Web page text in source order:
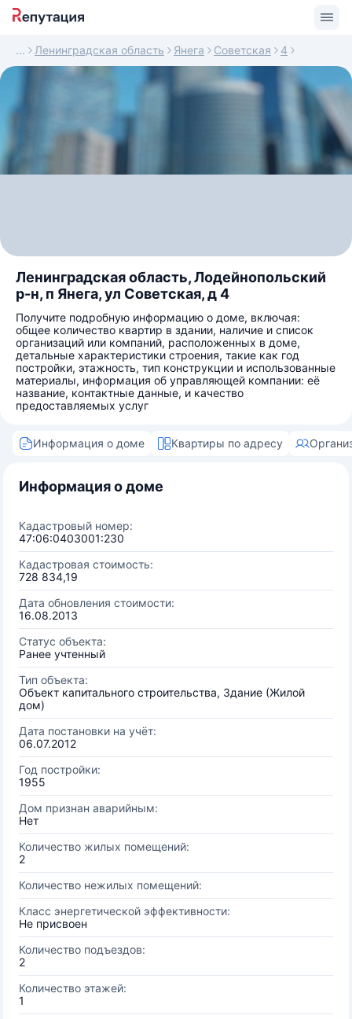
Ленинградская область Янега Советская 4
Ленинградская область, Лодейнопольский
р-н, п Янега, ул Советская, д 4
Получите подробную информацию о доме, включая:
общее количество квартир в здании, наличие и список
организаций или компаний, расположенных в доме,
детальные характеристики строения, такие как год
постройки, этажность, тип конструкции и использованные
материалы, информация об управляющей компании: её
название, контактные данные, и качество
предоставляемых услуг
Информация о доме Квартиры по адресу
Информация о доме
Кадастровый номер:
47:06:0403001:230
Кадастровая стоимость:
728 834,19
Дата обновления стоимости:
16.08.2013
Статус объекта:
Ранее учтенный
Тип объекта:
Объект капитального строительства, Здание (Жилой
дом)
Дата постановки на учёт:
06.07.2012
Год постройки:
1955
Дом признан аварийным:
Нет
Количество жилых помещений:
2
Количество нежилых помещений:
Класс энергетической эффективности:
Не присвоен
Количество подъездов:
2
Количество этажей:
1